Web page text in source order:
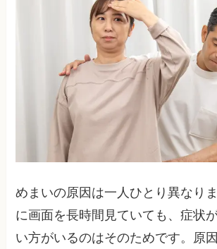
めまいの原因は一人ひとり異なり
に画面を長時間見ていても、症状
い方がいるのはそのためです。原